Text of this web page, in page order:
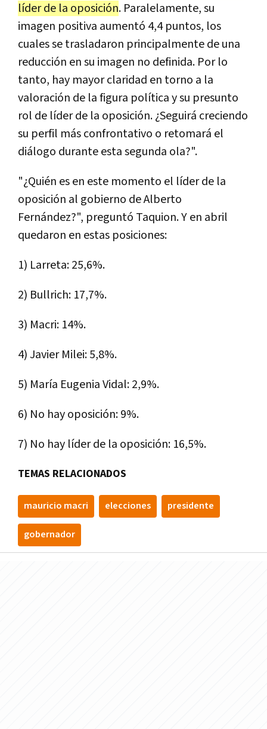
líder de la oposición. Paralelamente, su
imagen positiva aumentó 4,4 puntos, los
cuales se trasladaron principalmente de una
reducción en su imagen no definida. Por lo
tanto, hay mayor claridad en torno a la
valoración de la figura política y su presunto
rol de líder de la oposición. ¿Seguirá creciendo
su perfil más confrontativo o retomará el
diálogo durante esta segunda ola?".
"¿Quién es en este momento el líder de la
oposición al gobierno de Alberto
Fernández?", preguntó Taquion. Y en abril
quedaron en estas posiciones:
1) Larreta: 25,6%.
2) Bullrich: 17,7%.
3) Macri: 14%.
4) Javier Milei: 5,8%.
5) María Eugenia Vidal: 2,9%.
6) No hay oposición: 9%.
7) No hay líder de la oposición: 16,5%.
TEMAS RELACIONADOS
mauricio macri elecciones presidente
gobernador